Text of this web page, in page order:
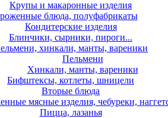
Крупы и макаронные изделия
блюда, полуфабрикаты
Кондитерские изделия
Блинчики, сырники, пироги...
хинкали, манты, вареники
Пельмени
Хинкали, манты, вареники
Бифштексы, котлеты, шницели
Вторые блюда
мясные изделия, чебуреки,
Пицца, лазанья